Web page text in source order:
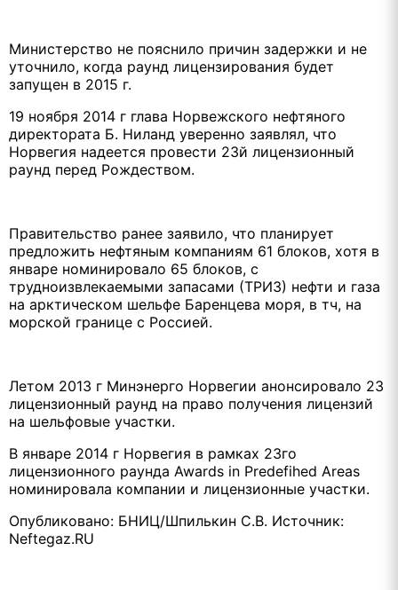
Министерство не пояснило причин задержки и не
уточнило, когда раунд лицензирования будет
запущен в 2015 г.
19 ноября 2014 г глава Норвежского нефтяного
директората Б. Ниланд уверенно заявлял, что
Норвегия надеется провести 23й лицензионный
раунд перед Рождеством.
Правительство ранее заявило, что планирует
предложить нефтяным компаниям 61 блоков, хотя в
январе номинировало 65 блоков, с
трудноизвлекаемыми запасами (ТРИЗ) нефти и газа
на арктическом шельфе Баренцева моря, в тч, на
морской границе с Россией.
Летом 2013 г Минэнерго Норвегии анонсировало 23
лицензионный раунд на право получения лицензий
на шельфовые участки.
В январе 2014 г Норвегия в рамках 23го
лицензионного раунда Awards in Predefihed Areas
номинировала компании и лицензионные участки.
Опубликовано: БНИЦ/Шпилькин С.В. Источник:
Neftegaz.RU